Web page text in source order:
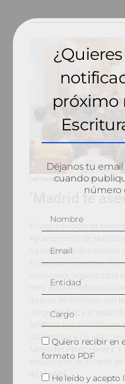
Luis Gorrochategui en su intervención.
‘Madrid te
ha celebrado dos nuevas
el pasado noviembre. El
mes, estuvo dedicado al
Jorge Prades; y el
jurídicos que
patrimonial en la vejez,
Mercedes Pérez Hereza.
visualizarse en el canal
de Madrid.
próximo
Déjanos tu
cuando
número
Quiero recibir en
formato PDF
He leído y acepto